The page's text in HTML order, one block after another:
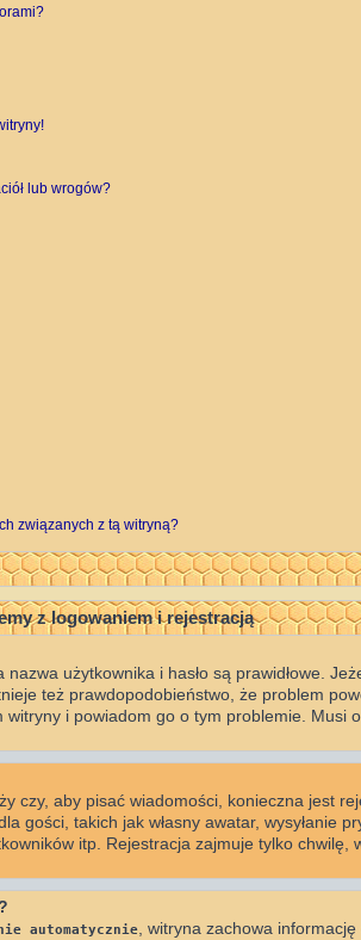
lub wrogów?
związanych z tą witryną?
z logowaniem i rejestracją
użytkownika i hasło są prawidłowe.
też prawdopodobieństwo, że problem
i powiadom go o tym problemie. Musi
czy, aby pisać wiadomości, konieczna jest
gości, takich jak własny awatar, wysyłanie
itp. Rejestracja zajmuje tylko chwilę,
automatycznie , witryna zachowa